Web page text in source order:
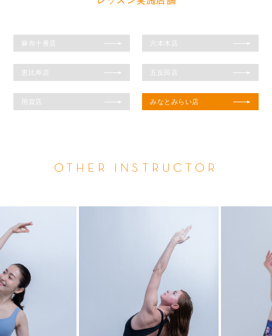
麻布十番店 六本木店
恵比寿店 五反田店
用賀店 みなとみらい店
OTHER INSTRUCTOR